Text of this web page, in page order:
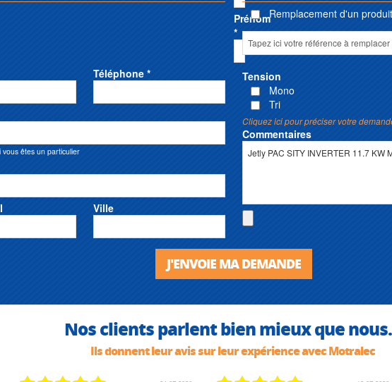
Prénom
*
Téléphone *
êtes un particulier
Ville
Remplacement d'un
Tension
Mono
Tri
Cliquez ici pour préciser votre
Commentaires
J'ENVOIE MA DEMANDE
Nos clients parlent bien mieux que
Ils donnent leur avis sur leur expérience avec Motralec